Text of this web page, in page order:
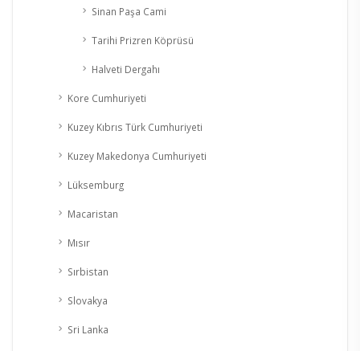
Sinan Paşa Cami
Tarihi Prizren Köprüsü
Halveti Dergahı
Kore Cumhuriyeti
Kuzey Kıbrıs Türk Cumhuriyeti
Kuzey Makedonya Cumhuriyeti
Lüksemburg
Macaristan
Mısır
Sırbistan
Slovakya
Sri Lanka